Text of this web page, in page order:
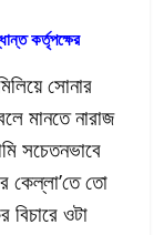
কর্তৃপক্ষের
সোনার
মানতে নারাজ
সচেতনভাবে
কেল্লা’তে তো
ওটা